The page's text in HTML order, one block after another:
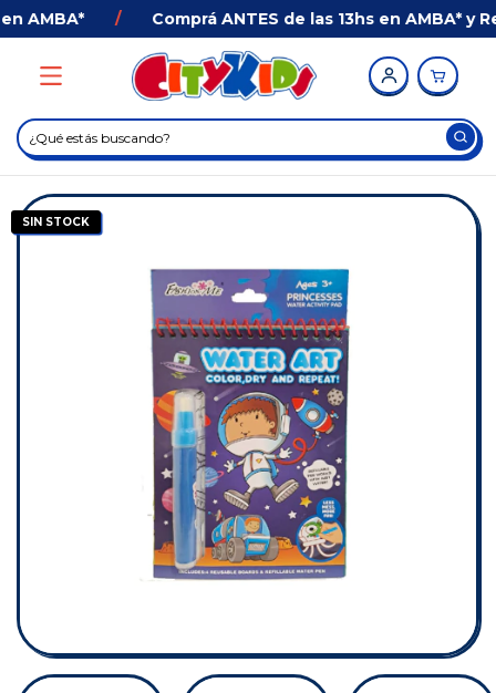
AMBA* Comprá ANTES de las 13hs en AMBA* y
SIN STOCK